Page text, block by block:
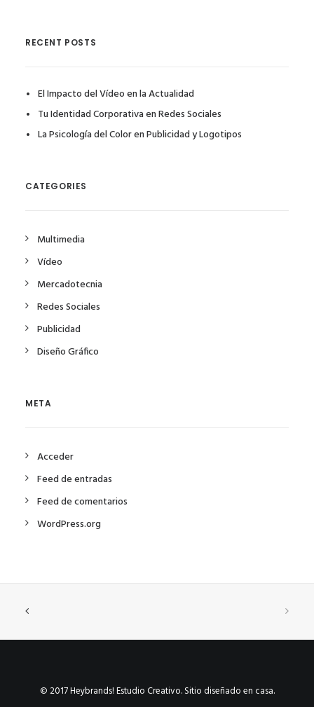
RECENT POSTS
El Impacto del Vídeo en la Actualidad
Tu Identidad Corporativa en Redes Sociales
La Psicología del Color en Publicidad y Logotipos
CATEGORIES
Multimedia
Vídeo
Mercadotecnia
Redes Sociales
Publicidad
Diseño Gráfico
META
Acceder
Feed de entradas
Feed de comentarios
WordPress.org
© 2017 Heybrands! Estudio Creativo. Sitio diseñado en casa.